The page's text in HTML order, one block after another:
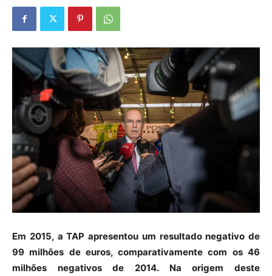
Em 2015, a TAP apresentou um resultado negativo de
99 milhões de euros, comparativamente com os 46
milhões negativos de 2014. Na origem deste